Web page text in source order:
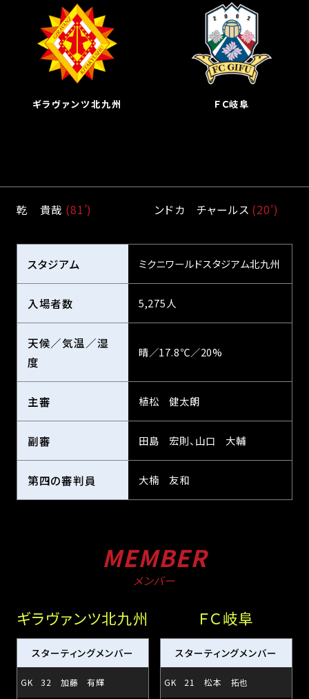
ギラヴァンツ北九州 ＦＣ岐阜
乾　貴哉 (81’) ンドカ　チャールス (20’)
スタジアム ミクニワールドスタジアム北九州
入場者数 5,275人
天候／気温／湿
度
晴／17.8℃／20%
主審 植松 健太朗
副審 田島 宏則、山口 大輔
第四の審判員 大楠 友和
MEMBER
メンバー
ギラヴァンツ北九州
スターティングメンバー
GK 32 加藤 有輝
ＦＣ岐阜
スターティングメンバー
GK 21 松本 拓也